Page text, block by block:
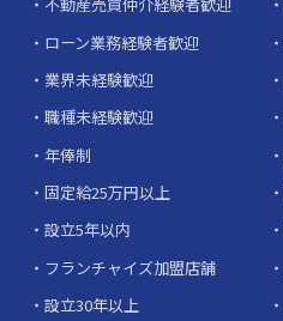
ローン業務経験者歓迎
業界未経験歓迎
職種未経験歓迎
年俸制
固定給25万円以上
設立5年以内
フランチャイズ加盟店舗
設立30年以上